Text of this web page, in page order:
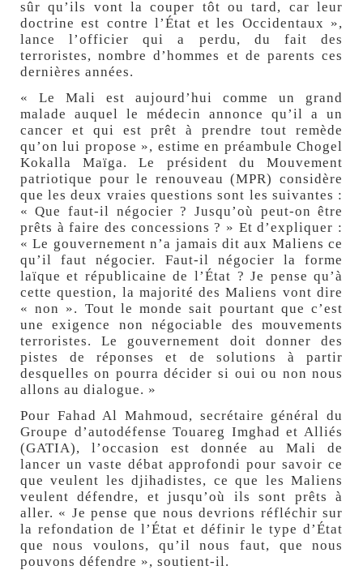
sûr qu’ils vont la couper tôt ou tard, car leur
doctrine est contre l’État et les Occidentaux »,
lance l’officier qui a perdu, du fait des
terroristes, nombre d’hommes et de parents ces
dernières années.
« Le Mali est aujourd’hui comme un grand
malade auquel le médecin annonce qu’il a un
cancer et qui est prêt à prendre tout remède
qu’on lui propose », estime en préambule Chogel
Kokalla Maïga. Le président du Mouvement
patriotique pour le renouveau (MPR) considère
que les deux vraies questions sont les suivantes :
« Que faut-il négocier ? Jusqu’où peut-on être
prêts à faire des concessions ? » Et d’expliquer :
« Le gouvernement n’a jamais dit aux Maliens ce
qu’il faut négocier. Faut-il négocier la forme
laïque et républicaine de l’État ? Je pense qu’à
cette question, la majorité des Maliens vont dire
« non ». Tout le monde sait pourtant que c’est
une exigence non négociable des mouvements
terroristes. Le gouvernement doit donner des
pistes de réponses et de solutions à partir
desquelles on pourra décider si oui ou non nous
allons au dialogue. »
Pour Fahad Al Mahmoud, secrétaire général du
Groupe d’autodéfense Touareg Imghad et Alliés
(GATIA), l’occasion est donnée au Mali de
lancer un vaste débat approfondi pour savoir ce
que veulent les djihadistes, ce que les Maliens
veulent défendre, et jusqu’où ils sont prêts à
aller. « Je pense que nous devrions réfléchir sur
la refondation de l’État et définir le type d’État
que nous voulons, qu’il nous faut, que nous
pouvons défendre », soutient-il.